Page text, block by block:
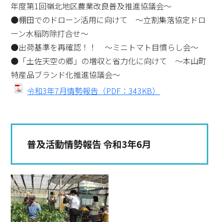
年度第1回嶺北地区農業改良普及推進協議会～
●棚田でのドローン活用に向けて ～立割集落協定ドロ
ーン水稲防除打合せ～
●出荷基準を再確認！！ ～ミニトマト目慣らし会～
●「土佐天空の郷」の増収と省力化に向けて ～本山町
特産品ブランド化推進協議会～
令和3年7月情勢報告（PDF：343KB）
普及活動情勢報告 令和3年6月